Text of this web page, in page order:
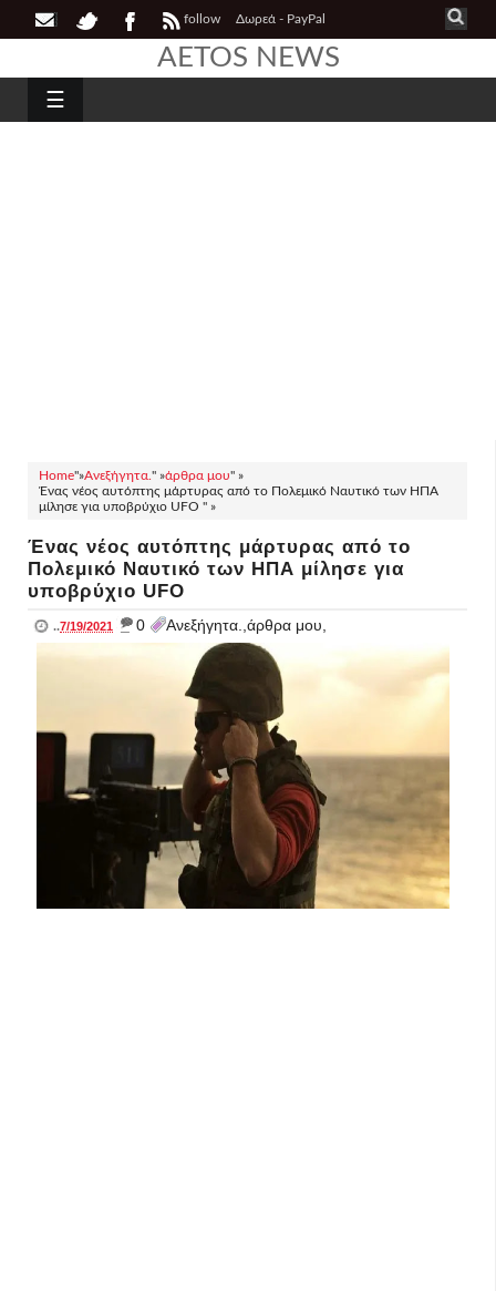
follow Δωρεά - PayPal
AETOS NEWS
☰
Home"»Ανεξήγητα. " »άρθρα μου" »
Ένας νέος αυτόπτης μάρτυρας από το Πολεμικό Ναυτικό των ΗΠΑ
μίλησε για υποβρύχιο UFO " »
Ένας νέος αυτόπτης μάρτυρας από το
Πολεμικό Ναυτικό των ΗΠΑ μίλησε για
υποβρύχιο UFO
..7/19/2021 _ 0 Ανεξήγητα.,άρθρα μου,